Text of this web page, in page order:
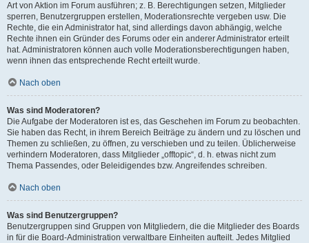
Art von Aktion im Forum ausführen; z. B. Berechtigungen setzen, Mitglieder
sperren, Benutzergruppen erstellen, Moderationsrechte vergeben usw. Die
Rechte, die ein Administrator hat, sind allerdings davon abhängig, welche
Rechte ihnen ein Gründer des Forums oder ein anderer Administrator erteilt
hat. Administratoren können auch volle Moderationsberechtigungen haben,
wenn ihnen das entsprechende Recht erteilt wurde.
Nach oben
Was sind Moderatoren?
Die Aufgabe der Moderatoren ist es, das Geschehen im Forum zu beobachten.
Sie haben das Recht, in ihrem Bereich Beiträge zu ändern und zu löschen und
Themen zu schließen, zu öffnen, zu verschieben und zu teilen. Üblicherweise
verhindern Moderatoren, dass Mitglieder „offtopic“, d. h. etwas nicht zum
Thema Passendes, oder Beleidigendes bzw. Angreifendes schreiben.
Nach oben
Was sind Benutzergruppen?
Benutzergruppen sind Gruppen von Mitgliedern, die die Mitglieder des Boards
in für die Board-Administration verwaltbare Einheiten aufteilt. Jedes Mitglied